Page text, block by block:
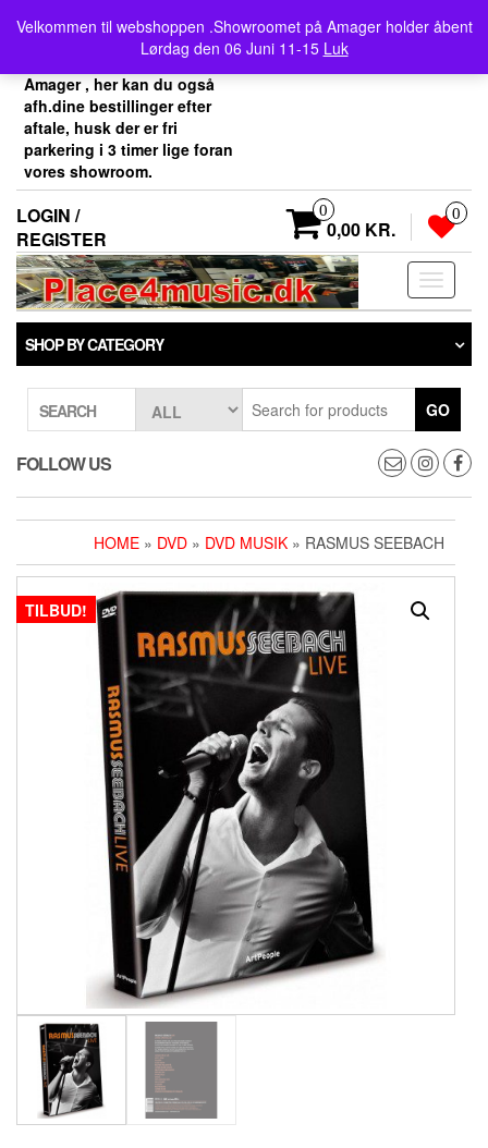
content
Velkommen til webshoppen .Showroomet på Amager holder åbent
Lørdag den 06 Juni 11-15 Luk
Velkommen her i
Place4music`s webshop .
Vores showroom ligger på
Amager , her kan du også
afh.dine bestillinger efter
aftale, husk der er fri
parkering i 3 timer lige foran
vores showroom.
LOGIN /
REGISTER
0
0,00 KR.
0
Toggle
SHOP BY CATEGORY
SEARCH GO
FOLLOW US
HOME » DVD » DVD MUSIK » RASMUS SEEBACH
TILBUD!